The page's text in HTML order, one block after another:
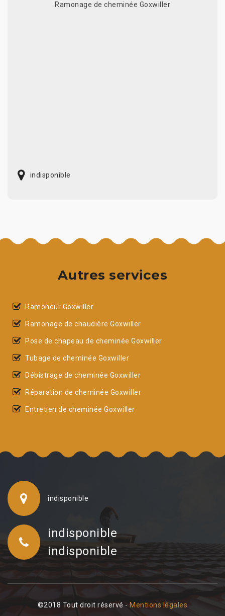
Ramonage de cheminée Goxwiller
indisponible
Autres services
Ramoneur Goxwiller
Ramonage de chaudière Goxwiller
Pose de chapeau de cheminée Goxwiller
Tubage de cheminée Goxwiller
Débistrage de cheminée Goxwiller
Réparation de cheminée Goxwiller
Entretien de cheminée Goxwiller
indisponible
indisponible
indisponible
©2018 Tout droit réservé - Mentions légales